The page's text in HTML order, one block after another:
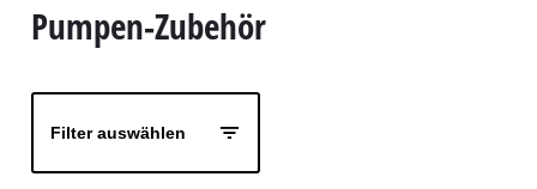
Pumpen-Zubehör
Filter auswählen